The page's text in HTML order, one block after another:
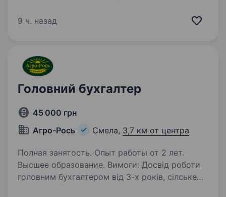
на меті змінити аграрний світ України, зробити
9 ч. назад
Головний бухгалтер
45 000 грн
Агро-Рось
Смела, 3,7 км от центра
Полная занятость. Опыт работы от 2 лет.
Высшее образование. Вимоги: Досвід роботи
головним бухгалтером від 3-х років, сілське